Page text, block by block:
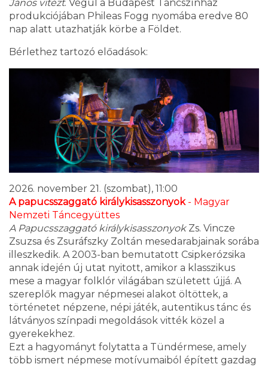
János vitézt. Végül a Budapest Táncszínház
produkciójában Phileas Fogg nyomába eredve 80
nap alatt utazhatják körbe a Földet.
Bérlethez tartozó előadások:
2026. november 21. (szombat), 11:00
A papucsszaggató királykisasszonyok- Magyar
Nemzeti Táncegyüttes
A Papucsszaggató királykisasszonyokZs. Vincze
Zsuzsa és Zsuráfszky Zoltán mesedarabjainak sorába
illeszkedik. A 2003-ban bemutatott Csipkerózsika
annak idején új utat nyitott, amikor a klasszikus
mese a magyar folklór világában született újjá. A
szereplők magyar népmesei alakot öltöttek, a
történetet népzene, népi játék, autentikus tánc és
látványos színpadi megoldások vitték közel a
gyerekekhez.
Ezt a hagyományt folytatta a Tündérmese, amely
több ismert népmese motívumaiból épített gazdag